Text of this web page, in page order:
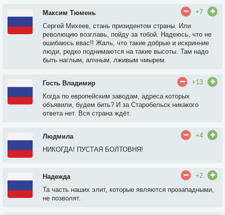
Максим Тюмень
+7
Сергей Михеев, стань призидентом страны. Или
революцию возглавь, пойду за тобой. Надеюсь, что не
ошибаюсь ввас!! Жаль, что такие добрые и искринние
люди, редко поднимаются на такие высоты. Там надо
быть наглым, алчным, лживым чмырем.
Гость Владимир
+13
Когда по европейским заводам, адреса которых
объявили, будем бить? И за Старобельск никакого
ответа нет. Вся страна ждёт.
Людмила
+4
НИКОГДА! ПУСТАЯ БОЛТОВНЯ!
Надежда
+2
Та часть наших элит, которые являются прозападными,
не позволят.